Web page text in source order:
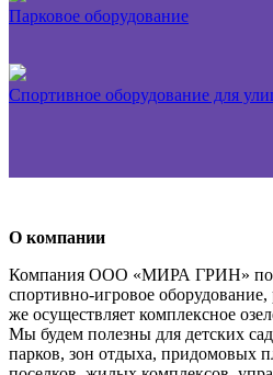
Парковое оборудование
Спортивное оборудование для
О компании
Компания ООО «МИРА ГРИН»
спортивно-игровое
же осуществляет комплексное
Мы будем полезны для детских
парков, зон отдыха, придомовых